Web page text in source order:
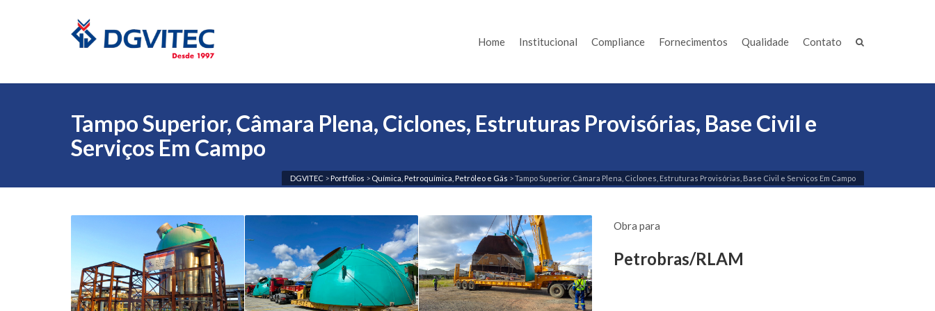
Home Institucional Compliance Fornecimentos Qualidade Contato
Tampo Superior, Câmara Plena, Ciclones, Estruturas Provisórias, Base Civil e
Serviços Em Campo
DGVITEC > Portfolios > Química, Petroquímica, Petróleo e Gás >Tampo Superior, Câmara Plena, Ciclones, Estruturas Provisórias, Base Civil e Serviços Em Campo
Obra para
Petrobras/RLAM